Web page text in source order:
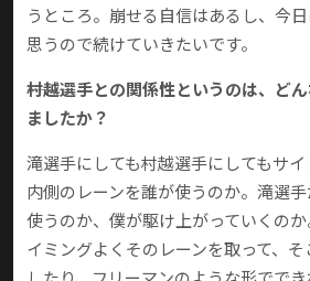
うところ。崩せる自信はあるし、今
思うので続けていきたいです。
――村越選手との関係性というのは、ど
ましたか？
滝選手にしても村越選手にしてもサイ
内側のレーンを誰が使うのか。滝選
使うのか、僕が駆け上がっていくの
イミングよくそのレーンを取って、